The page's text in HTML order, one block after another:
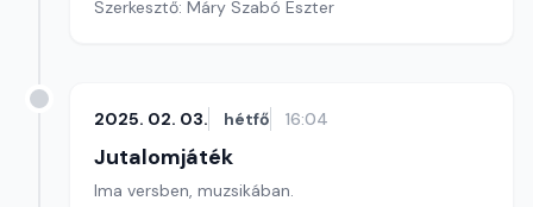
Szerkesztő: Máry Szabó Eszter
2025. 02. 03. hétfő 16:04
Jutalomjáték
Ima versben, muzsikában.